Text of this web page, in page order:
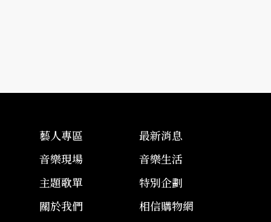
藝人專區
最新消息
音樂現場
音樂生活
主題歌單
特別企劃
關於我們
相信購物網